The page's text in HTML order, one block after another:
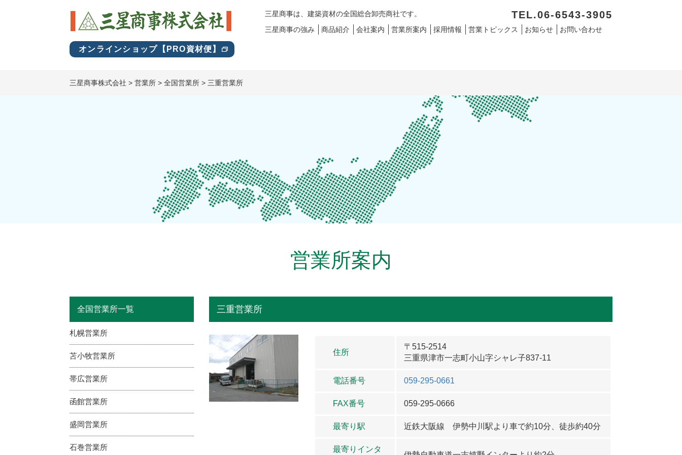
オンラインショップ【PRO資材便】
三星商事は、建築資材の全国総合卸売商社です。 TEL.06-6543-3905
三星商事の強み 商品紹介 会社案内 営業所案内 採用情報 営業トピックス お知らせ お問い合わせ
三星商事株式会社 > 営業所 > 全国営業所 > 三重営業所
営業所案内
全国営業所一覧
札幌営業所
苫小牧営業所
帯広営業所
函館営業所
盛岡営業所
石巻営業所
三重営業所
住所
〒515-2514
三重県津市一志町小山字シャレ子837-11
電話番号 059-295-0661
FAX番号 059-295-0666
最寄り駅 近鉄大阪線 伊勢中川駅より車で約10分、徒歩約40分
最寄りインタ